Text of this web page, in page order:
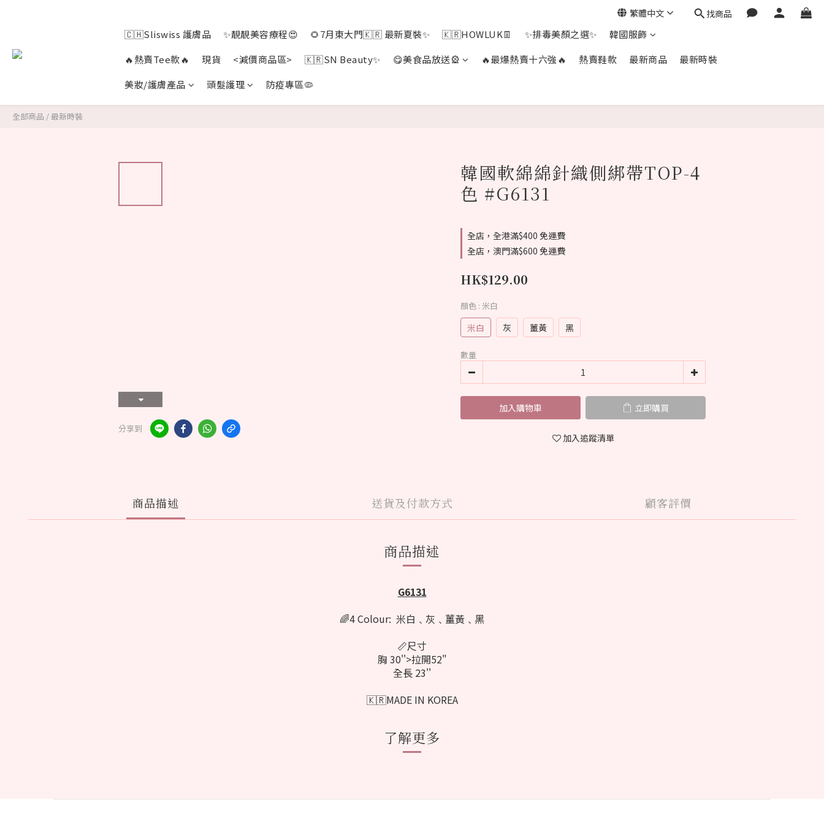
繁體中文 找商品
🇨🇭Sliswiss 護膚品 ✨靚靚美容療程😍 🌻7月東大門🇰🇷 最新夏裝✨ 🇰🇷HOWLUK👖 ✨排毒美顏之選✨
韓國服飾
🔥熱賣Tee款🔥
現貨 <減價商品區> 🇰🇷SN Beauty✨ 😋美食品放送🎡 🔥最爆熱賣十六強🔥 熱賣鞋款 最新商品
最新時裝
美妝/護膚產品
頭髮護理 防疫專區🦠
全部商品 /最新時裝
分享到
韓國軟綿綿針織側綁帶TOP-4
色 #G6131
全店，全港滿$400 免運費
全店，澳門滿$600 免運費
HK$129.00
顏色 : 米白
米白 灰 薑黃 黑
數量
加入購物車 立即購買
加入追蹤清單
商品描述 送貨及付款方式 顧客評價
商品描述
G6131
🌈4 Colour: 米白﹑灰﹑薑黃﹑黑
📏尺寸
胸 30''>拉開52"
全長 23''
🇰🇷MADE IN KOREA
了解更多